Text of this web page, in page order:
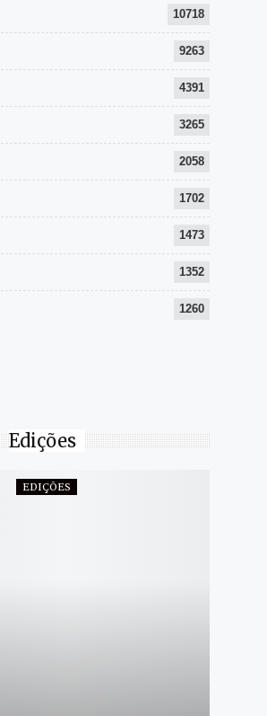
10718
9263
4391
3265
2058
1702
1473
1352
1260
Edições
EDIÇÕES